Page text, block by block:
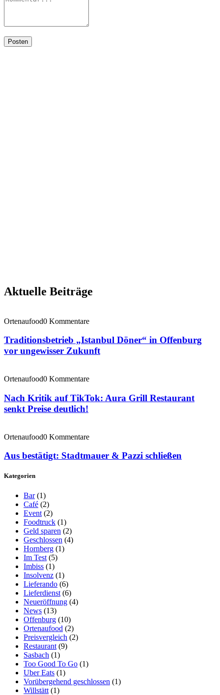
Aktuelle Beiträge
Ortenaufood0 Kommentare
Traditionsbetrieb „Istanbul Döner“ in Offenburg
vor ungewisser Zukunft
Ortenaufood0 Kommentare
Nach Kritik auf TikTok: Aura Grill Restaurant
senkt Preise deutlich!
Ortenaufood0 Kommentare
Aus bestätigt: Stadtmauer & Pazzi schließen
Kategorien
Bar (1)
Café (2)
Event (2)
Foodtruck (1)
Geld sparen (2)
Geschlossen (4)
Hornberg (1)
Im Test (5)
Imbiss (1)
Insolvenz (1)
Lieferando (6)
Lieferdienst (6)
Neueröffnung (4)
News (13)
Offenburg (10)
Ortenaufood (2)
Preisvergleich (2)
Restaurant (9)
Sasbach (1)
Too Good To Go (1)
Uber Eats (1)
Vorübergehend geschlossen (1)
Willstätt (1)